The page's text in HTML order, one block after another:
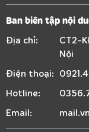
Ban biên tập nội
Địa chỉ:
CT2-
Nội
Điện thoại:
Hotline:
Email: